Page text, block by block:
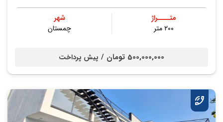
متــــراژ
۲۰۰ متر
شهر
چمستان
500,000,000 تومان / پیش پرداخت